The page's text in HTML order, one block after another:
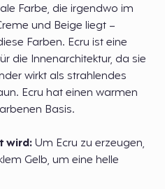
Farbe, die irgendwo im
und Beige liegt –
Farben. Ecru ist eine
die Innenarchitektur, da sie
wirkt als strahlendes
Ecru hat einen warmen
Basis.
wird:Um Ecru zu erzeugen,
Gelb, um eine helle